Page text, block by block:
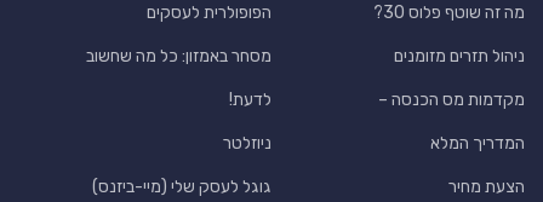
מה זה שוטף פלוס 30?
ניהול תזרים מזומנים
מקדמות מס הכנסה –
המדריך המלא
הצעת מחיר
הפופולרית לעסקים
מסחר באמזון: כל מה שחשוב
לדעת!
ניוזלטר
גוגל לעסק שלי (מיי-ביזנס)